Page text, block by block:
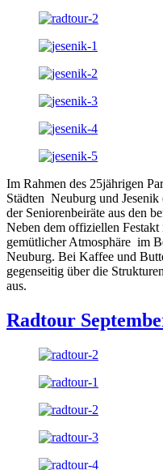
Im Rahmen des 25jährigen
Städten Neuburg und
der Seniorenbeiräte aus den
Neben dem offiziellen Festakt
gemütlicher Atmosphäre im
Neuburg. Bei Kaffee und
gegenseitig über die
aus.
Radtour